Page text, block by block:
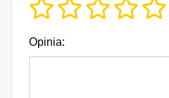
Opinia: